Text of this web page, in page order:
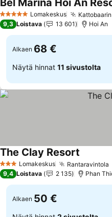
5 TähtiluokitusLomakeskus
Bel Marina Hoi An
9,3 Loistava 13 601 Hoi An
Alkaen 68 €
Näytä hinnat 11 sivustolta
3 Tähtiluokitus
Lomakeskus Rantaravintola
The Clay Resort
9,4 Loistava 2 135 Phan
Alkaen 50 €